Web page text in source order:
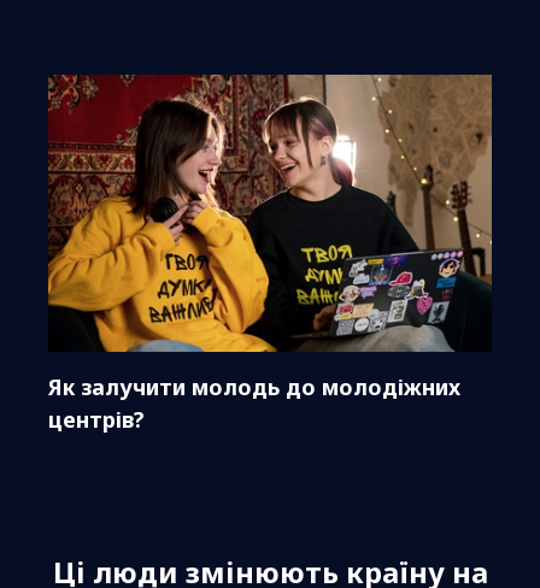
Як залучити молодь до молодіжних
центрів?
Ці люди змінюють країну на